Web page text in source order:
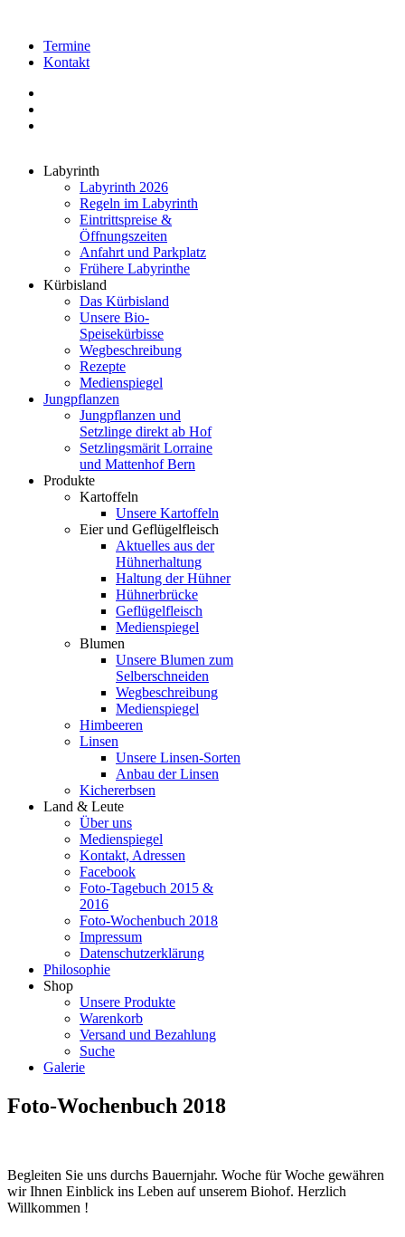
Termine
Kontakt
Labyrinth
Labyrinth 2026
Regeln im Labyrinth
Eintrittspreise &
Öffnungszeiten
Anfahrt und Parkplatz
Frühere Labyrinthe
Kürbisland
Das Kürbisland
Unsere Bio-
Speisekürbisse
Wegbeschreibung
Rezepte
Medienspiegel
Jungpflanzen
Jungpflanzen und
Setzlinge direkt ab Hof
Setzlingsmärit Lorraine
und Mattenhof Bern
Produkte
Kartoffeln
Unsere Kartoffeln
Eier und Geflügelfleisch
Aktuelles aus der
Hühnerhaltung
Haltung der Hühner
Hühnerbrücke
Geflügelfleisch
Medienspiegel
Blumen
Unsere Blumen zum
Selberschneiden
Wegbeschreibung
Medienspiegel
Himbeeren
Linsen
Unsere Linsen-Sorten
Anbau der Linsen
Kichererbsen
Land & Leute
Über uns
Medienspiegel
Kontakt, Adressen
Facebook
Foto-Tagebuch 2015 &
2016
Foto-Wochenbuch 2018
Impressum
Datenschutzerklärung
Philosophie
Shop
Unsere Produkte
Warenkorb
Versand und Bezahlung
Suche
Galerie
Foto-Wochenbuch 2018
Begleiten Sie uns durchs Bauernjahr. Woche für Woche gewähren
wir Ihnen Einblick ins Leben auf unserem Biohof. Herzlich
Willkommen !